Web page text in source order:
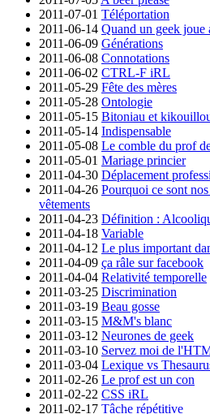
2011-07-01 Téléportation
2011-06-14 Quand un geek joue
2011-06-09 Générations
2011-06-08 Connotations
2011-06-02 CTRL-F iRL
2011-05-29 Fête des mères
2011-05-28 Ontologie
2011-05-15 Bitoniau et
2011-05-14 Indispensable
2011-05-08 Le comble du prof
2011-05-01 Mariage princier
2011-04-30 Déplacement
2011-04-26 Pourquoi ce sont
vêtements
2011-04-23 Définition :
2011-04-18 Variable
2011-04-12 Le plus important
2011-04-09 ça râle sur facebook
2011-04-04 Relativité temporelle
2011-03-25 Discrimination
2011-03-19 Beau gosse
2011-03-15 M&M's blanc
2011-03-12 Neurones de geek
2011-03-10 Servez moi de
2011-03-04 Lexique vs
2011-02-26 Le prof est un con
2011-02-22 CSS iRL
2011-02-17 Tâche répétitive